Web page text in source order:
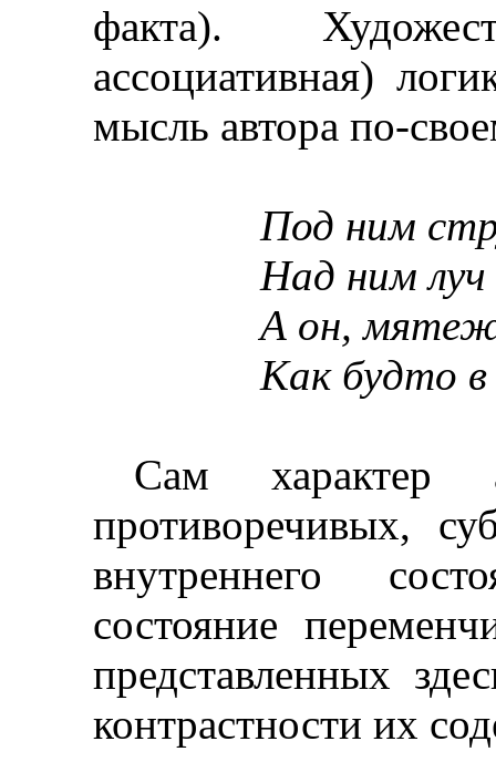
факта).
ассоциативная)
мысль автора по-
Под ним
Над ним
А он,
Как будто в
Сам характер
противоречивых,
внутреннего
состояние
представленных
контрастности их